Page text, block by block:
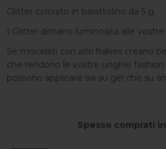
Glitter colorato in barattolino da 5 g.
I Glitter donano luminosità alle
Se miscelati con altri flakies creano
che rendono le vostre unghie fashion
possono applicare sia su gel che su
Spesso comprati